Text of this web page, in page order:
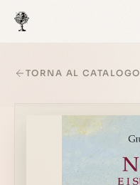
TORNA AL CATALOGO